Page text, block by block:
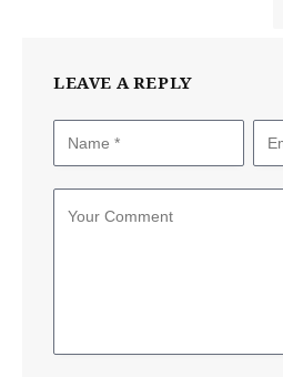
LEAVE A REPLY